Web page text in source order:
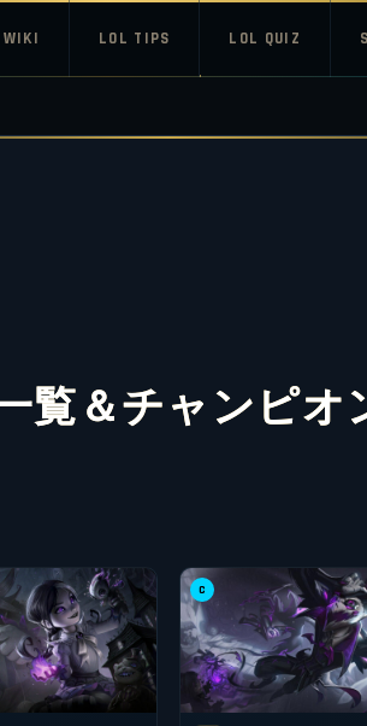
WIKI LOL TIPS LOL QUIZ
覧＆チャンピオ
C